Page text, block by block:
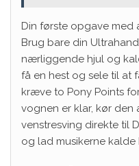
Din første opgave med
Brug bare din
nærliggende hjul og
få en hest og sele til at
kræve to Pony Points
vognen er klar, kør den
venstresving direkte til
og lad musikerne kalde